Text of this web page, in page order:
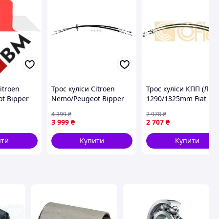
Bipper
Трос куліси Citroen
Nemo/Peugeot Bipper
LINEX
3 999 ₴
4 399₴
Купити
Трос куліси КПП
1290/1325mm Fiat
113296 COFLE
2 707 ₴
2 978₴
Купити